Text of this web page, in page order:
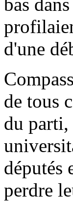
d'une
de tous
du parti,
députés
perdre